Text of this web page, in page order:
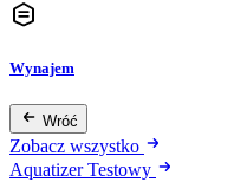
Wynajem
Wróć
Zobacz wszystko
Aquatizer Testowy